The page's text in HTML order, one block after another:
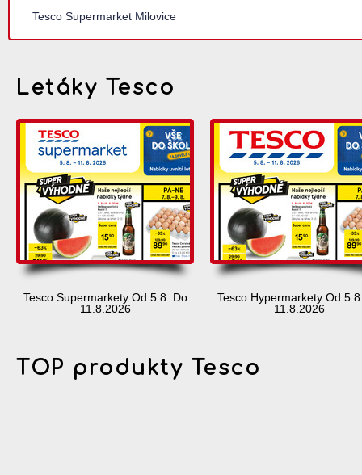
Tesco Supermarket Milovice
Letáky Tesco
Tesco Supermarkety Od 5.8. Do
11.8.2026
Tesco Hypermarkety Od
11.8.2026
TOP produkty Tesco